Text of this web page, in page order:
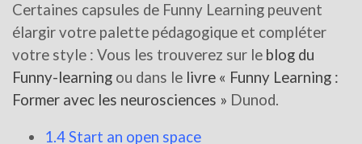
Certaines capsules de Funny Learning peuvent
élargir votre palette pédagogique et compléter
votre style : Vous les trouverez sur le blog du
Funny-learning ou dans le livre « Funny Learning :
Former avec les neurosciences » Dunod.
1.4 Start an open space